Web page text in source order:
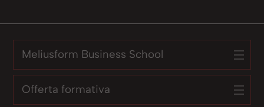
Meliusform Business School
Offerta formativa